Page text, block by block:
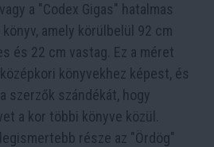
a "Codex Gigas" hatalmas
amely körülbelül 92 cm
és 22 cm vastag. Ez a méret
könyvekhez képest, és
szerzők szándékát, hogy
a kor többi könyve közül.
része az "Ördög"